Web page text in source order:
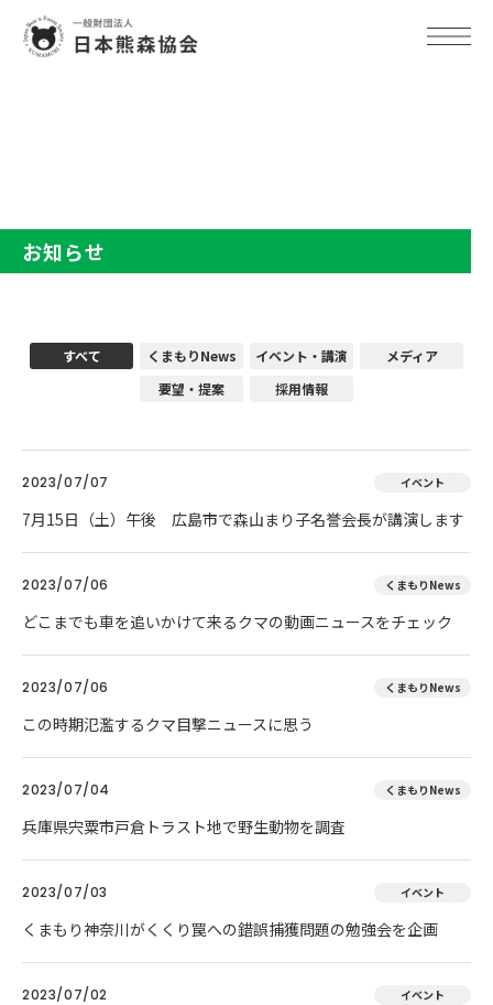
お知らせ
すべて くまもりNews イベント・講演
メディア
要望・提案
採用情報
2023/07/07 イベント
7月15日（土）午後 広島市で森山まり子名誉会長が講演します
2023/07/06 くまもりNews
どこまでも車を追いかけて来るクマの動画ニュースをチェック
2023/07/06 くまもりNews
この時期氾濫するクマ目撃ニュースに思う
2023/07/04 くまもりNews
兵庫県宍粟市戸倉トラスト地で野生動物を調査
2023/07/03 イベント
くまもり神奈川がくくり罠への錯誤捕獲問題の勉強会を企画
2023/07/02 イベント